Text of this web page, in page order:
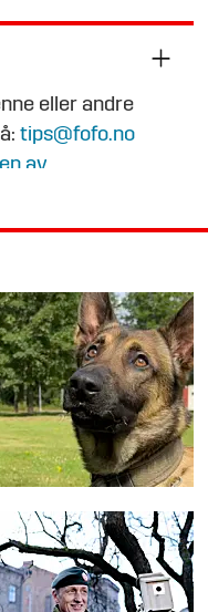
eller andre
tips@fofo.no
en av